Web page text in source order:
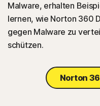
Malware, erhalten
lernen, wie Norton 360
gegen Malware zu
schützen.
Norton